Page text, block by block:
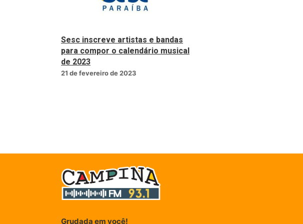
Sesc inscreve artistas e bandas
para compor o calendário musical
de 2023
21 de fevereiro de 2023
Grudada em você!